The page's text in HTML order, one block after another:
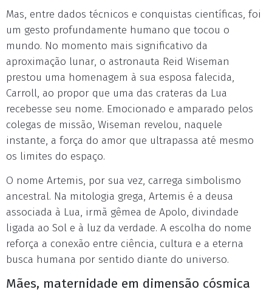
Mas, entre dados técnicos e conquistas científicas, foi
um gesto profundamente humano que tocou o
mundo. No momento mais significativo da
aproximação lunar, o astronauta Reid Wiseman
prestou uma homenagem à sua esposa falecida,
Carroll, ao propor que uma das crateras da Lua
recebesse seu nome. Emocionado e amparado pelos
colegas de missão, Wiseman revelou, naquele
instante, a força do amor que ultrapassa até mesmo
os limites do espaço.
O nome Artemis, por sua vez, carrega simbolismo
ancestral. Na mitologia grega, Artemis é a deusa
associada à Lua, irmã gêmea de Apolo, divindade
ligada ao Sol e à luz da verdade. A escolha do nome
reforça a conexão entre ciência, cultura e a eterna
busca humana por sentido diante do universo.
Mães, maternidade em dimensão cósmica